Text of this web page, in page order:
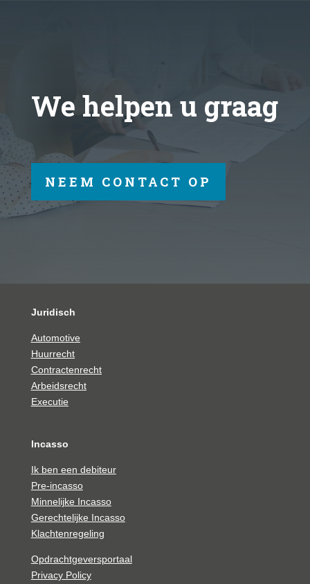
We helpen u graag
NEEM CONTACT OP
Juridisch
Automotive
Huurrecht
Contractenrecht
Arbeidsrecht
Executie
Incasso
Ik ben een debiteur
Pre-incasso
Minnelijke Incasso
Gerechtelijke Incasso
Klachtenregeling
Opdrachtgeversportaal
Privacy Policy